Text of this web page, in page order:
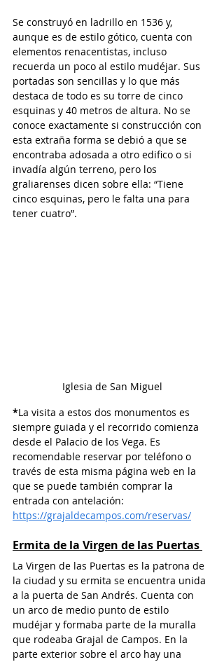
Se construyó en ladrillo en 1536 y,
aunque es de estilo gótico, cuenta con
elementos renacentistas, incluso
recuerda un poco al estilo mudéjar. Sus
portadas son sencillas y lo que más
destaca de todo es su torre de cinco
esquinas y 40 metros de altura. No se
conoce exactamente si construcción con
esta extraña forma se debió a que se
encontraba adosada a otro edifico o si
invadía algún terreno, pero los
graliarenses dicen sobre ella: “Tiene
cinco esquinas, pero le falta una para
tener cuatro”.
Iglesia de San Miguel
*La visita a estos dos monumentos es
siempre guiada y el recorrido comienza
desde el Palacio de los Vega. Es
recomendable reservar por teléfono o
través de esta misma página web en la
que se puede también comprar la
entrada con antelación:
https://grajaldecampos.com/reservas/
Ermita de la Virgen de las Puertas
La Virgen de las Puertas es la patrona de
la ciudad y su ermita se encuentra unida
a la puerta de San Andrés. Cuenta con
un arco de medio punto de estilo
mudéjar y formaba parte de la muralla
que rodeaba Grajal de Campos. En la
parte exterior sobre el arco hay una